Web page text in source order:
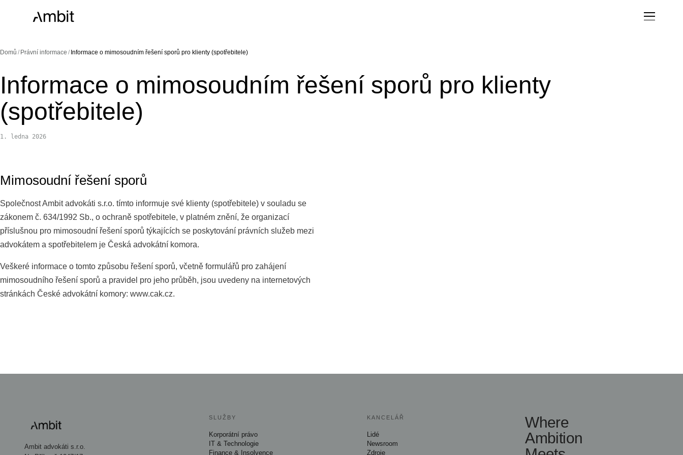
Domů / Právní informace / Informace o mimosoudním řešení sporů pro klienty (spotřebitele)
Informace o mimosoudním řešení sporů pro klienty
(spotřebitele)
1. ledna 2026
Mimosoudní řešení sporů
Společnost Ambit advokáti s.r.o. tímto informuje své klienty (spotřebitele) v souladu se
zákonem č. 634/1992 Sb., o ochraně spotřebitele, v platném znění, že organizací
příslušnou pro mimosoudní řešení sporů týkajících se poskytování právních služeb mezi
advokátem a spotřebitelem je Česká advokátní komora.
Veškeré informace o tomto způsobu řešení sporů, včetně formulářů pro zahájení
mimosoudního řešení sporů a pravidel pro jeho průběh, jsou uvedeny na internetových
stránkách České advokátní komory: www.cak.cz.
Ambit advokáti s.r.o.
SLUŽBY
Korporátní právo
IT & Technologie
Finance & Insolvence
KANCELÁŘ
Lidé
Newsroom
Zdroje
Where
Ambition